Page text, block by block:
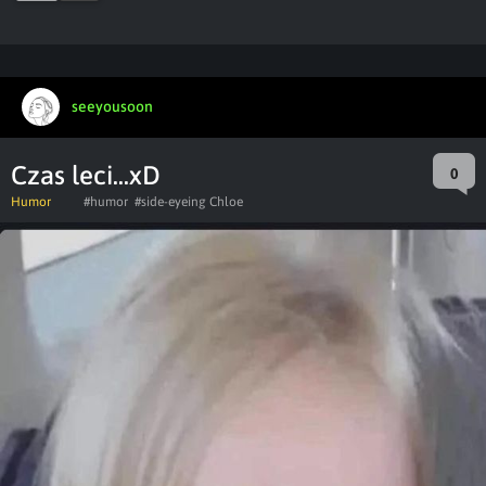
seeyousoon
Czas leci...xD 0
Humor #humor #side-eyeing Chloe